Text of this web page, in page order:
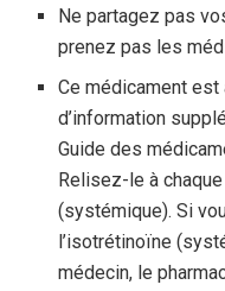
Ne partagez pas
prenez pas les
Ce médicament est
d’information
Guide des
Relisez-le à
(systémique). Si
l’isotrétinoïne
médecin, le